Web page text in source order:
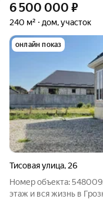
6 500 000 ₽
240 м² дом, участок
онлайн показ
Тисовая улица, 26
Номер объекта:
этаж и вся жизнь в Грозном у ваших ног. Этот дом создан для